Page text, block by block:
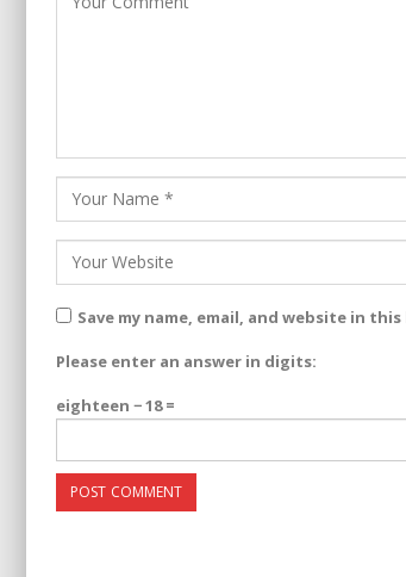
Save my name, email, and website in
Please enter an answer in digits:
eighteen − 18 =